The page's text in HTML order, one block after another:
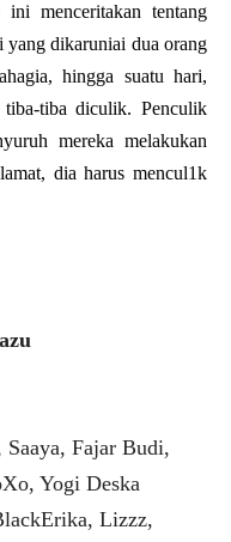
menceritakan tentang
yang dikaruniai dua orang
hingga suatu hari,
tiba diculik. Penculik
mereka melakukan
dia harus mencul1k
Fajar Budi,
Yogi Deska
Lizzz,